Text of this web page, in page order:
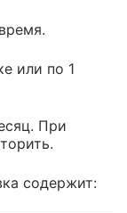
или по 1
При
содержит: